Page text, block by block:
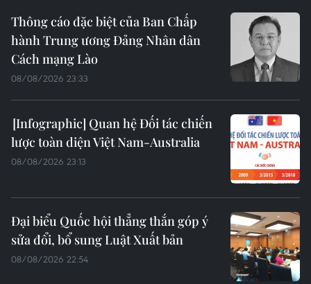
Thông cáo đặc biệt của Ban Chấp
hành Trung ương Đảng Nhân dân
Cách mạng Lào
08/08/2026 23:33
Quan hệ Đối tác chiến
lược toàn diện Việt Nam-Australia
08/08/2026 23:13
Đại biểu Quốc hội thẳng thắn góp ý
sửa đổi, bổ sung Luật Xuất bản
08/08/2026 22:54